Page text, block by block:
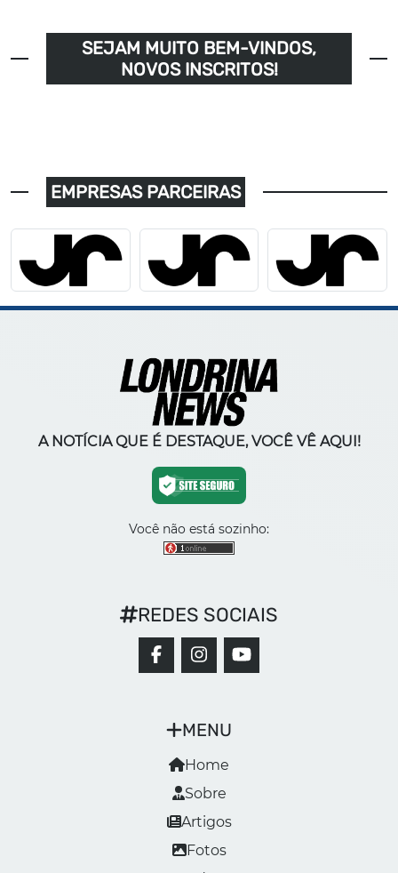
SEJAM MUITO BEM-VINDOS,
NOVOS INSCRITOS!
EMPRESAS PARCEIRAS
A NOTÍCIA QUE É DESTAQUE, VOCÊ VÊ AQUI!
Você não está sozinho:
MENU
Home
Sobre
Artigos
Fotos
REDES SOCIAIS